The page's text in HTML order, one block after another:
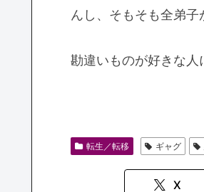
んし、そもそも全弟子
勘違いものが好きな人
転生／転移 ギャグ
X